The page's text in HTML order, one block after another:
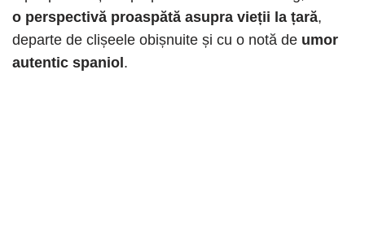
o perspectivă proaspătă asupra vieții la țară,
departe de clișeele obișnuite și cu o notă de umor
autentic spaniol.